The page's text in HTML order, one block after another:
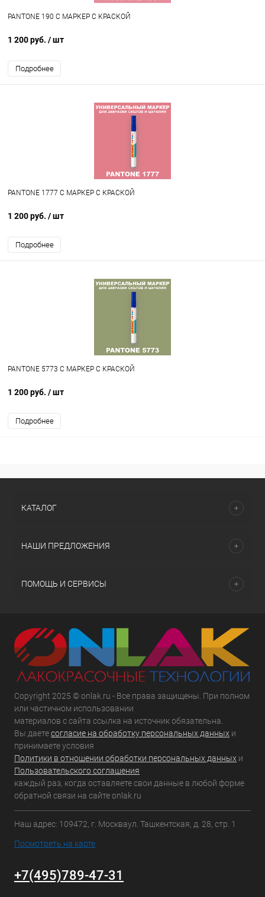
PANTONE 190 C МАРКЕР С КРАСКОЙ
1 200 руб. / шт
Подробнее
PANTONE 1777 C МАРКЕР С КРАСКОЙ
1 200 руб. / шт
Подробнее
PANTONE 5773 C МАРКЕР С КРАСКОЙ
1 200 руб. / шт
Подробнее
КАТАЛОГ
НАШИ ПРЕДЛОЖЕНИЯ
ПОМОЩЬ И СЕРВИСЫ
Copyright 2025 © onlak.ru - Все права защищены. При полном
или частичном использовании
материалов с сайта ссылка на источник обязательна.
Вы даетесогласие на обработку персональных данных и
принимаете условия
Политики в отношении обработки персональных данных и
Пользовательского соглашения
каждый раз, когда оставляете свои данные в любой форме
обратной связи на сайте onlak.ru
Наш адрес: 109472, г. Москваул. Ташкентская, д. 28, стр. 1
Посмотреть на карте
+7(495)789-47-31